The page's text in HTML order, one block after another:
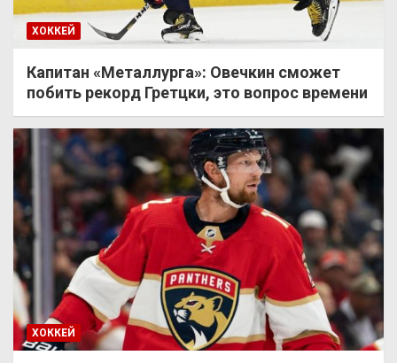
ХОККЕЙ
Капитан «Металлурга»: Овечкин сможет
побить рекорд Гретцки, это вопрос времени
ХОККЕЙ